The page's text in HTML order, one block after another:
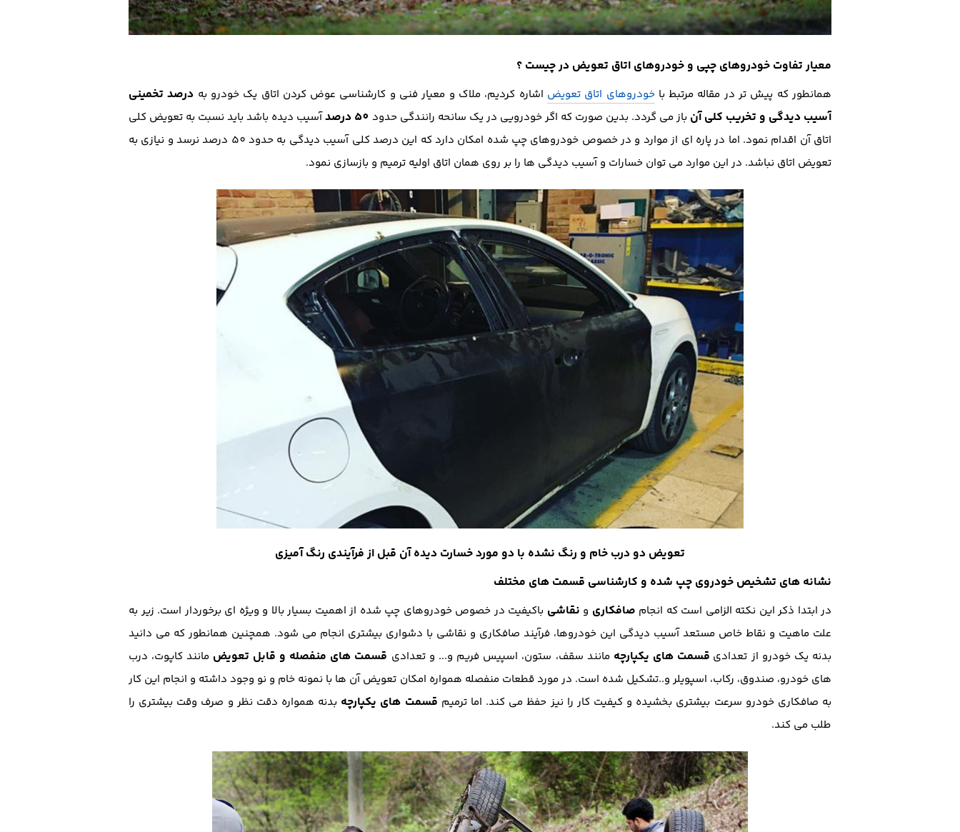
معیار تفاوت خودروهای چپی و خودروهای اتاق تعویض در چیست ؟
همانطور که پیش تر در مقاله مرتبط باخودروهای اتاق تعویض اشاره کردیم، ملاک و معیار فنی و کارشناسی عوض کردن اتاق یک خودرو به درصد تخمینی
آسیب دیدگی و تخریب کلی آن باز می گردد. بدین صورت که اگر خودرویی در یک سانحه رانندگی حدود 50 درصد
آسیب دیده باشد باید نسبت به تعویض کلی
اتاق آن اقدام نمود. اما در پاره ای از موارد و در خصوص خودروهای چپ شده امکان دارد که این درصد کلی آسیب دیدگی به حدود 50 درصد نرسد و نیازی به
تعویض اتاق نباشد. در این موارد می توان خسارات و آسیب دیدگی ها را بر روی همان اتاق اولیه ترمیم و بازسازی نمود.
تعویض دو درب خام و رنگ نشده با دو مورد خسارت دیده آن قبل از فرآیندی رنگ آمیزی
نشانه های تشخیص خودروی چپ شده و کارشناسی قسمت های مختلف
در ابتدا ذکر این نکته الزامی است که انجام صافکاری و نقاشی باکیفیت در خصوص خودروهای چپ شده از اهمیت بسیار بالا و ویژه ای برخوردار است. زیر به
علت ماهیت و نقاط خاص مستعد آسیب دیدگی این خودروها، فرآیند صافکاری و نقاشی با دشواری بیشتری انجام می شود. همچنین همانطور که می دانید
بدنه یک خودرو از تعدادی قسمت های یکپارچه مانند سقف، ستون، اسپیس فریم و... و تعدادی قسمت های منفصله و قابل تعویض مانند کاپوت، درب
های خودرو، صندوق، رکاب، اسپویلر و..تشکیل شده است. در مورد قطعات منفصله همواره امکان تعویض آن ها با نمونه خام و نو وجود داشته و انجام این کار
به صافکاری خودرو سرعت بیشتری بخشیده و کیفیت کار را نیز حفظ می کند. اما ترمیم قسمت های یکپارچه بدنه همواره دقت نظر و صرف وقت بیشتری را
طلب می کند.